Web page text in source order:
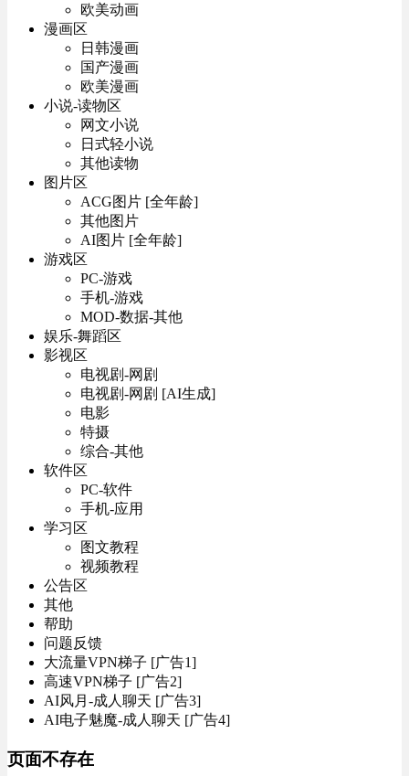
欧美动画
漫画区
日韩漫画
国产漫画
欧美漫画
小说-读物区
网文小说
日式轻小说
其他读物
图片区
ACG图片 [全年龄]
其他图片
AI图片 [全年龄]
游戏区
PC-游戏
手机-游戏
MOD-数据-其他
娱乐-舞蹈区
影视区
电视剧-网剧
电视剧-网剧 [AI生成]
电影
特摄
综合-其他
软件区
PC-软件
手机-应用
学习区
图文教程
视频教程
公告区
其他
帮助
问题反馈
大流量VPN梯子 [广告1]
高速VPN梯子 [广告2]
AI风月-成人聊天 [广告3]
AI电子魅魔-成人聊天 [广告4]
页面不存在